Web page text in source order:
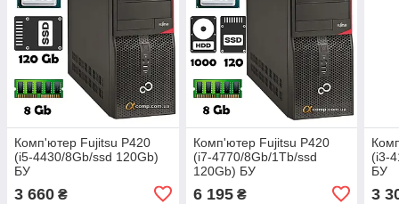
Комп'ютер Fujitsu P420
(i5-4430/8Gb/ssd 120Gb)
БУ
3 660 ₴
Комп'ютер Fujitsu P420
(i7-4770/8Gb/1Tb/ssd
120Gb) БУ
6 195₴
(i3-
БУ
3